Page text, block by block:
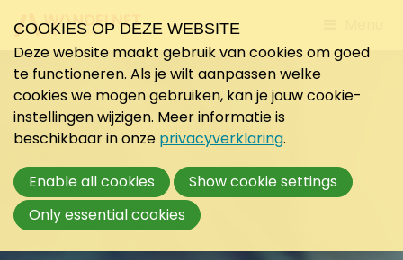
to
COOKIES OP DEZE WEBSITE
Deze website maakt gebruik van cookies om goed
te functioneren. Als je wilt aanpassen welke
cookies we mogen gebruiken, kan je jouw cookie-
instellingen wijzigen. Meer informatie is
beschikbaar in onze privacyverklaring.
Enable all cookies
Show cookie settings
Only essential cookies